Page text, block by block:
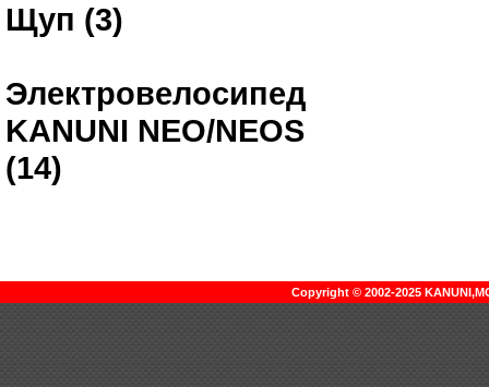
Щуп (3)
Электровелосипед
KANUNI NEO/NEOS
(14)
Copyright © 2002-2025